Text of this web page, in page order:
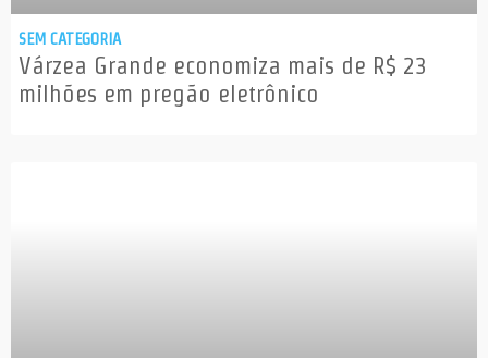
SEM CATEGORIA
Várzea Grande economiza mais de R$ 23
milhões em pregão eletrônico